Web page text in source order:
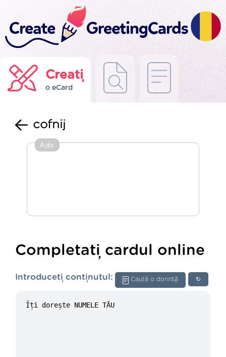
Creați
o eCard
cofnij
Ads
Completați cardul online
↻
Caută o dorință
Introduceți conținutul: